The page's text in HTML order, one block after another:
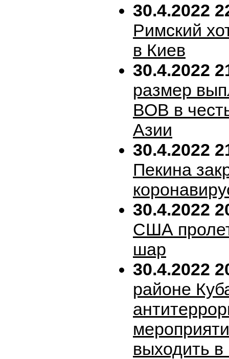
30.4.2022
Римский
в Киев
30.4.2022
размер
ВОВ в
Азии
30.4.2022
Пекина
30.4.2022
США
шар
30.4.2022
районе
выходить